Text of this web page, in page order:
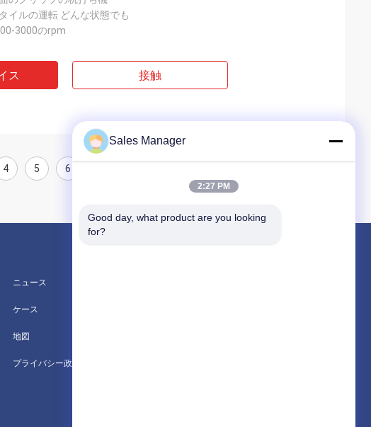
イルの運転 どんな状態でも
3000のrpm
ス 接触
4 5 6
ニュース
ケース
地図
プライバシー政策
Sales Manager
2:27 PM
Good day, what product are you looking
for?